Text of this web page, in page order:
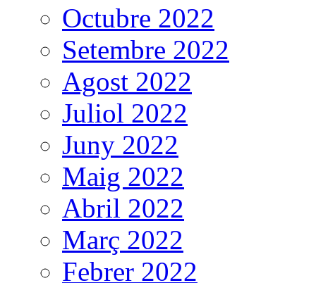
Octubre 2022
Setembre 2022
Agost 2022
Juliol 2022
Juny 2022
Maig 2022
Abril 2022
Març 2022
Febrer 2022